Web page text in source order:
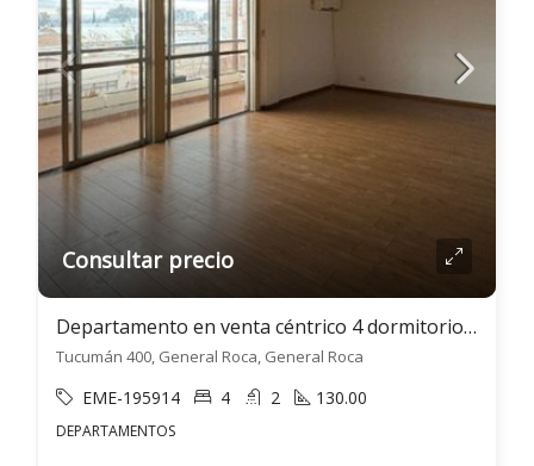
Consultar precio
Departamento en venta céntrico 4 dormitorios c/ cochera en General Roca
Tucumán 400, General Roca, General Roca
EME-195914 4 2 130.00
DEPARTAMENTOS